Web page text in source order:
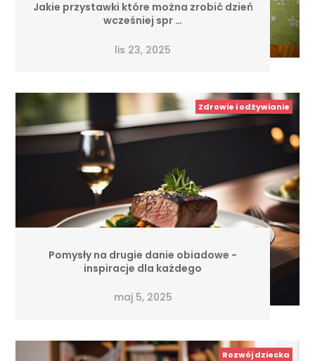
Jakie przystawki które można zrobić dzień
wcześniej spr …
lis 23, 2025
Zdrowie i odżywianie
Pomysły na drugie danie obiadowe -
inspiracje dla każdego
maj 5, 2025
Rozwój dziecka